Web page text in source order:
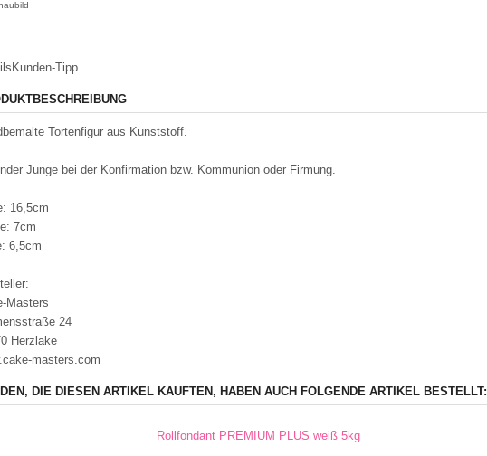
Kunden-Tipp
Tortenfigur aus Kunststoff.
Junge bei der Konfirmation bzw. Kommunion oder Firmung.
16,5cm
7cm
6,5cm
Masters
24
Herzlake
masters.com
DIE DIESEN ARTIKEL KAUFTEN, HABEN AUCH FOLGENDE ARTIKEL BESTELLT:
Rollfondant PREMIUM PLUS weiß 5kg